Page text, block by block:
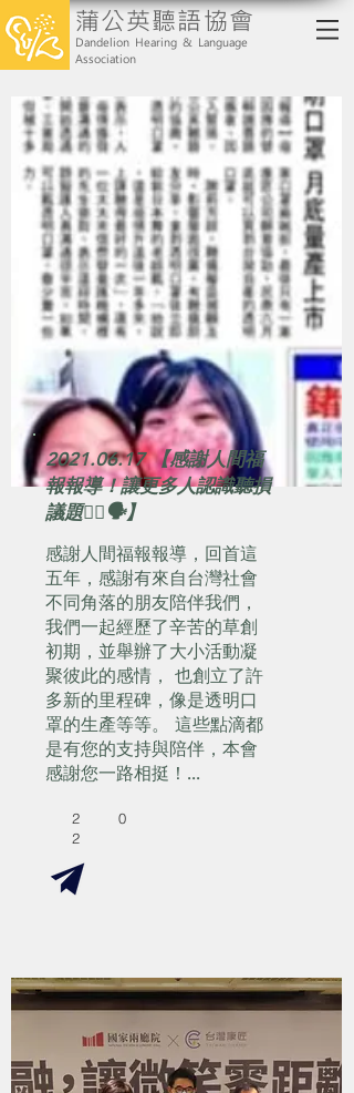
蒲公英聽語協會
Dandelion Hearing & Language
Association
2021.06.17【感謝人間福
報報導！讓更多人認識聽損
議題👂🏻🗣】
感謝人間福報報導，回首這
五年，感謝有來自台灣社會
不同角落的朋友陪伴我們，
我們一起經歷了辛苦的草創
初期，並舉辦了大小活動凝
聚彼此的感情， 也創立了許
多新的里程碑，像是透明口
罩的生產等等。 這些點滴都
是有您的支持與陪伴，本會
感謝您一路相挺！...
2
2
0